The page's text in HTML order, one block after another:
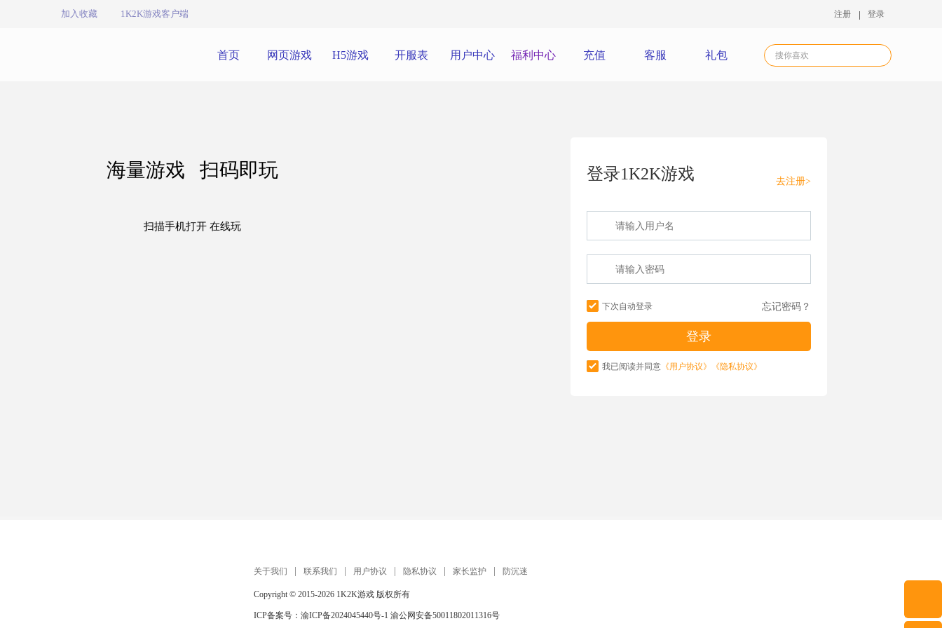
加入收藏 1K2K游戏客户端 注册 登录
首页 网页游戏 H5游戏 开服表 用户中心 福利中心 充值 客服 礼包
海量游戏 扫码即玩 登录1K2K游戏 去注册>
下次自动登录 忘记密码？
我已阅读并同意 《用户协议》 《隐私协议》
关于我们 联系我们 用户协议 隐私协议 家长监护 防沉迷
Copyright © 2015-2026 1K2K游戏 版权所有
ICP备案号： 渝ICP备2024045440号-1 渝公网安备50011802011316号